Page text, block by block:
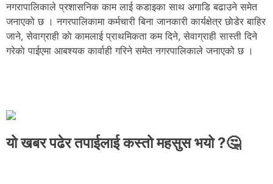
नगरापालिकाले प्रशासनिक काम लाई कडाइका साथ अगाडि बढाउने समेत
जनाएको छ । नगरपालिकामा कर्मचारी बिना जानकारी कार्यक्षेत्र छाेडेर बाहिर
जाने, सेवाग्राही काे कामलाई प्राथमिकता कम दिने, सेवाग्राही सास्ती दिने
गरेकाे पाईएमा आबश्यक कार्वाही गरिने समेत नगरपालिकाले जनाएको छ ।
यो खबर पढेर तपाईलाई कस्तो महसुस भयो ?🤔